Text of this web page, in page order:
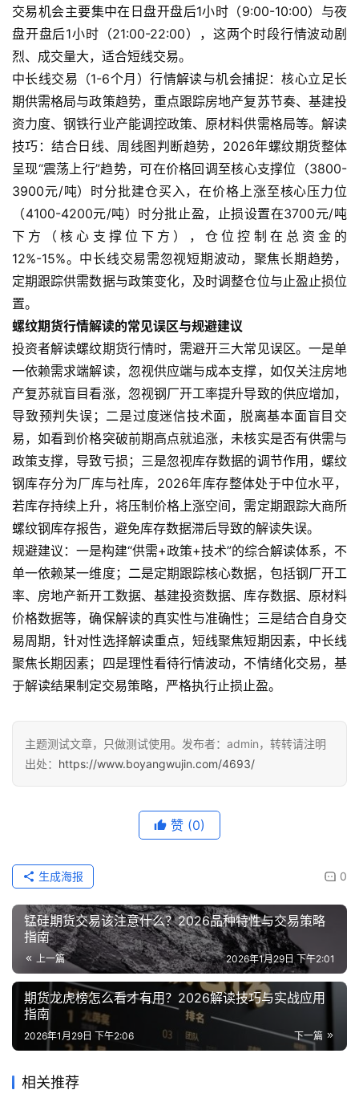
油
期
货
国
际
期
货
恒
指
期
货
期
货
入
门
期
货
行
情
黄
金
期
货
交易机会主要集中在日盘开盘后1小时（9:00-10:00）与夜
盘开盘后1小时（21:00-22:00），这两个时段行情波动剧
烈、成交量大，适合短线交易。
中长线交易（1-6个月）行情解读与机会捕捉：核心立足长
期供需格局与政策趋势，重点跟踪房地产复苏节奏、基建投
资力度、钢铁行业产能调控政策、原材料供需格局等。解读
技巧：结合日线、周线图判断趋势，2026年螺纹期货整体
呈现“震荡上行”趋势，可在价格回调至核心支撑位（3800-
3900元/吨）时分批建仓买入，在价格上涨至核心压力位
（4100-4200元/吨）时分批止盈，止损设置在3700元/吨
下方（核心支撑位下方），仓位控制在总资金的
12%-15%。中长线交易需忽视短期波动，聚焦长期趋势，
定期跟踪供需数据与政策变化，及时调整仓位与止盈止损位
置。
螺纹期货行情解读的常见误区与规避建议
投资者解读螺纹期货行情时，需避开三大常见误区。一是单
一依赖需求端解读，忽视供应端与成本支撑，如仅关注房地
产复苏就盲目看涨，忽视钢厂开工率提升导致的供应增加，
导致预判失误；二是过度迷信技术面，脱离基本面盲目交
易，如看到价格突破前期高点就追涨，未核实是否有供需与
政策支撑，导致亏损；三是忽视库存数据的调节作用，螺纹
钢库存分为厂库与社库，2026年库存整体处于中位水平，
若库存持续上升，将压制价格上涨空间，需定期跟踪大商所
螺纹钢库存报告，避免库存数据滞后导致的解读失误。
规避建议：一是构建“供需+政策+技术”的综合解读体系，不
单一依赖某一维度；二是定期跟踪核心数据，包括钢厂开工
率、房地产新开工数据、基建投资数据、库存数据、原材料
价格数据等，确保解读的真实性与准确性；三是结合自身交
易周期，针对性选择解读重点，短线聚焦短期因素，中长线
聚焦长期因素；四是理性看待行情波动，不情绪化交易，基
于解读结果制定交易策略，严格执行止损止盈。
主题测试文章，只做测试使用。发布者：admin，转转请注明
出处： https://www.boyangwujin.com/4693/
赞 (0)
0
生成海报
锰硅期货交易该注意什么？2026品种特性与交易策略
指南
上一篇 2026年1月29日 下午2:01
期货龙虎榜怎么看才有用？2026解读技巧与实战应用
指南
下一篇
2026年1月29日 下午2:06
相关推荐